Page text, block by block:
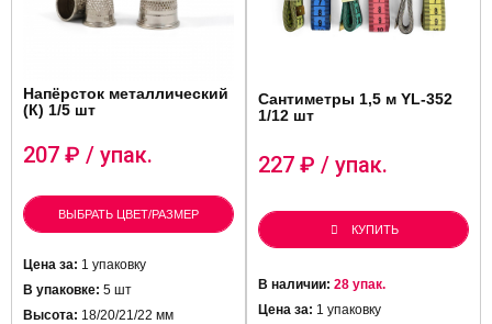
Напёрсток металлический
(К) 1/5 шт
207 ₽ / упак.
ВЫБРАТЬ ЦВЕТ/РАЗМЕР
Цена за: 1 упаковку
В упаковке: 5 шт
Высота: 18/20/21/22 мм
Сантиметры 1,5 м YL-352
1/12 шт
227 ₽ / упак.
КУПИТЬ
В наличии: 28 упак.
Цена за: 1 упаковку